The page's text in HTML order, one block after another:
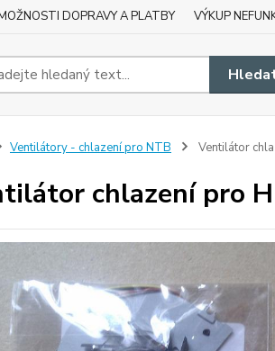
DOPRAVY A PLATBY VÝKUP
Ventilátory - chlazení pro NTB Ventilátor
chlazení pro